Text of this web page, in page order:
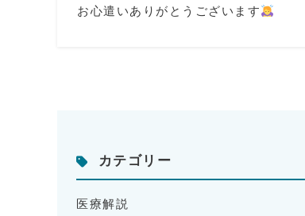
お心遣いありがとうございます
カテゴリー
医療解説